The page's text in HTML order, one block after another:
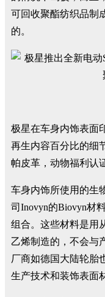
可回收聚酯纺织品制
的。
极星在车身内饰表面
再生内容百分比的细
帕皮革，动物福利认
车身内饰所使用的生
司Inovyn的Biovyn材
组合。这些材料是用
乙烯制造的，不会与
厂商如德国大陆轮胎
生产技术和装饰表面